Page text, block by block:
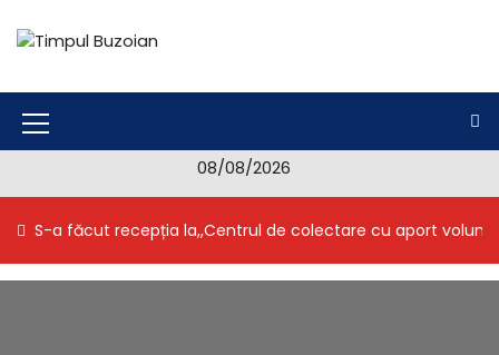
c
n
M
n
I
08/08/2026
S-a făcut recepția la,,Centrul de colectare cu aport